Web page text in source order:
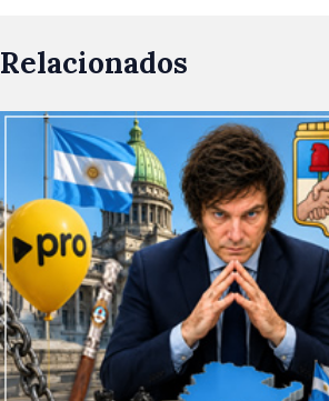
Relacionados